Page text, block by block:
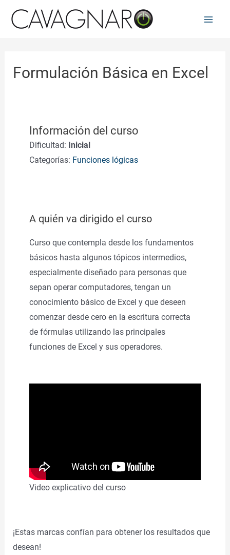
Formulación Básica en Excel
Información del curso
Dificultad: Inicial
Categorías: Funciones lógicas
A quién va dirigido el curso
Curso que contempla desde los fundamentos
básicos hasta algunos tópicos intermedios,
especialmente diseñado para personas que
sepan operar computadores, tengan un
conocimiento básico de Excel y que deseen
comenzar desde cero en la escritura correcta
de fórmulas utilizando las principales
funciones de Excel y sus operadores.
Video explicativo del curso
¡Estas marcas confían para obtener los resultados que
desean!